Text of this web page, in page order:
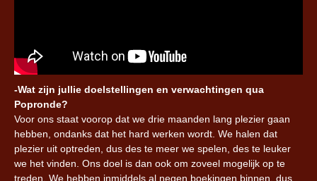
-Wat zijn jullie doelstellingen en verwachtingen qua
Popronde?
Voor ons staat voorop dat we drie maanden lang plezier gaan
hebben, ondanks dat het hard werken wordt. We halen dat
plezier uit optreden, dus des te meer we spelen, des te leuker
we het vinden. Ons doel is dan ook om zoveel mogelijk op te
treden. We hebben inmiddels al negen boekingen binnen, dus